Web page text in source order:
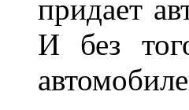
придает
И без